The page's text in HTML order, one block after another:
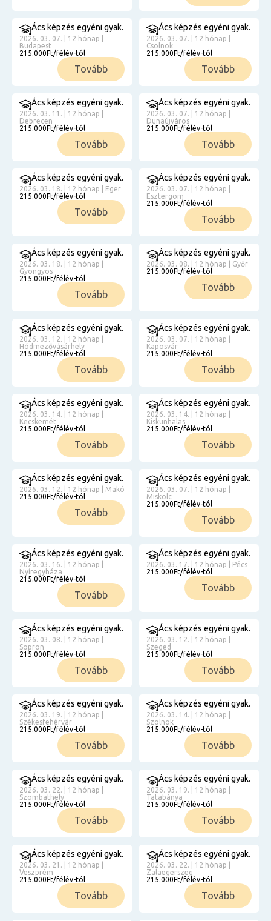
Ács képzés egyéni gyak.
2026. 03. 07. | 12 hónap |
Budapest
215.000Ft/félév-tól
Tovább
Ács képzés egyéni gyak.
2026. 03. 07. | 12 hónap |
Csolnok
215.000Ft/félév-tól
Tovább
Ács képzés egyéni gyak.
2026. 03. 11. | 12 hónap |
Debrecen
215.000Ft/félév-tól
Tovább
Ács képzés egyéni gyak.
2026. 03. 07. | 12 hónap |
Dunaújváros
215.000Ft/félév-tól
Tovább
Ács képzés egyéni gyak.
2026. 03. 18. | 12 hónap | Eger
215.000Ft/félév-tól
Tovább
Ács képzés egyéni gyak.
2026. 03. 07. | 12 hónap |
Esztergom
215.000Ft/félév-tól
Tovább
Ács képzés egyéni gyak.
2026. 03. 18. | 12 hónap |
Gyöngyös
215.000Ft/félév-tól
Tovább
Ács képzés egyéni gyak.
2026. 03. 08. | 12 hónap | Győr
215.000Ft/félév-tól
Tovább
Ács képzés egyéni gyak.
2026. 03. 12. | 12 hónap |
Hódmezővásárhely
215.000Ft/félév-tól
Tovább
Ács képzés egyéni gyak.
2026. 03. 07. | 12 hónap |
Kaposvár
215.000Ft/félév-tól
Tovább
Ács képzés egyéni gyak.
2026. 03. 14. | 12 hónap |
Kecskemét
215.000Ft/félév-tól
Tovább
Ács képzés egyéni gyak.
2026. 03. 14. | 12 hónap |
Kiskunhalas
215.000Ft/félév-tól
Tovább
Ács képzés egyéni gyak.
2026. 03. 12. | 12 hónap | Makó
215.000Ft/félév-tól
Tovább
Ács képzés egyéni gyak.
2026. 03. 07. | 12 hónap |
Miskolc
215.000Ft/félév-tól
Tovább
Ács képzés egyéni gyak.
2026. 03. 16. | 12 hónap |
Nyíregyháza
215.000Ft/félév-tól
Tovább
Ács képzés egyéni gyak.
2026. 03. 17. | 12 hónap | Pécs
215.000Ft/félév-tól
Tovább
Ács képzés egyéni gyak.
2026. 03. 08. | 12 hónap |
Sopron
215.000Ft/félév-tól
Tovább
Ács képzés egyéni gyak.
2026. 03. 12. | 12 hónap |
Szeged
215.000Ft/félév-tól
Tovább
Ács képzés egyéni gyak.
2026. 03. 19. | 12 hónap |
Székesfehérvár
215.000Ft/félév-tól
Tovább
Ács képzés egyéni gyak.
2026. 03. 14. | 12 hónap |
Szolnok
215.000Ft/félév-tól
Tovább
Ács képzés egyéni gyak.
2026. 03. 22. | 12 hónap |
Szombathely
215.000Ft/félév-tól
Tovább
Ács képzés egyéni gyak.
2026. 03. 19. | 12 hónap |
Tatabánya
215.000Ft/félév-tól
Tovább
Ács képzés egyéni gyak.
2026. 03. 21. | 12 hónap |
Veszprém
215.000Ft/félév-tól
Tovább
Ács képzés egyéni gyak.
2026. 03. 22. | 12 hónap |
Zalaegerszeg
215.000Ft/félév-tól
Tovább